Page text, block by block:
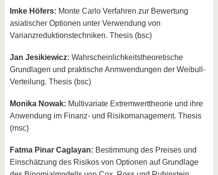
Imke Höfers: Monte Carlo Verfahren zur Bewertung
asiatischer Optionen unter Verwendung von
Varianzreduktionstechniken. Thesis (bsc)
Jan Jesikiewicz: Wahrscheinlichkeitstheoretische
Grundlagen und praktische Anmwendungen der Weibull-
Verteilung. Thesis (bsc)
Monika Nowak: Multivariate Extremwerttheorie und ihre
Anwendung im Finanz- und Risikomanagement. Thesis
(msc)
Fatma Pinar Caglayan: Bestimmung des Preises und
Einschätzung des Risikos von Optionen auf Grundlage